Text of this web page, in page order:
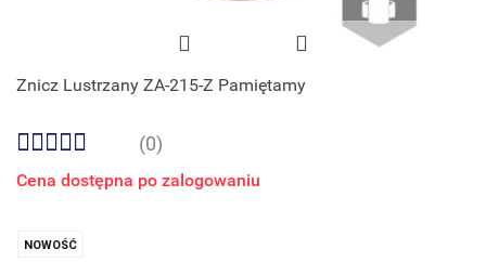
Znicz Lustrzany ZA-215-Z Pamiętamy
(0)
Cena dostępna po zalogowaniu
NOWOŚĆ